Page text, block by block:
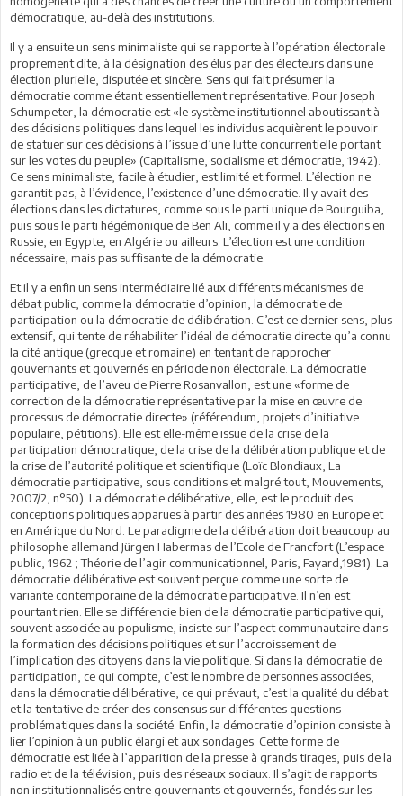
démocratique, au-delà des institutions.
Il y a ensuite un sens minimaliste qui se rapporte à l’opération électorale
proprement dite, à la désignation des élus par des électeurs dans une
élection plurielle, disputée et sincère. Sens qui fait présumer la
démocratie comme étant essentiellement représentative. Pour Joseph
Schumpeter, la démocratie est «le système institutionnel aboutissant à
des décisions politiques dans lequel les individus acquièrent le pouvoir
de statuer sur ces décisions à l’issue d’une lutte concurrentielle portant
sur les votes du peuple» (Capitalisme, socialisme et démocratie, 1942).
Ce sens minimaliste, facile à étudier, est limité et formel. L’élection ne
garantit pas, à l’évidence, l’existence d’une démocratie. Il y avait des
élections dans les dictatures, comme sous le parti unique de Bourguiba,
puis sous le parti hégémonique de Ben Ali, comme il y a des élections en
Russie, en Egypte, en Algérie ou ailleurs. L’élection est une condition
nécessaire, mais pas suffisante de la démocratie.
Et il y a enfin un sens intermédiaire lié aux différents mécanismes de
débat public, comme la démocratie d’opinion, la démocratie de
participation ou la démocratie de délibération. C’est ce dernier sens, plus
extensif, qui tente de réhabiliter l’idéal de démocratie directe qu’a connu
la cité antique (grecque et romaine) en tentant de rapprocher
gouvernants et gouvernés en période non électorale. La démocratie
participative, de l’aveu de Pierre Rosanvallon, est une «forme de
correction de la démocratie représentative par la mise en œuvre de
processus de démocratie directe» (référendum, projets d’initiative
populaire, pétitions). Elle est elle-même issue de la crise de la
participation démocratique, de la crise de la délibération publique et de
la crise de l’autorité politique et scientifique (Loïc Blondiaux, La
démocratie participative, sous conditions et malgré tout, Mouvements,
2007/2, n°50). La démocratie délibérative, elle, est le produit des
conceptions politiques apparues à partir des années 1980 en Europe et
en Amérique du Nord. Le paradigme de la délibération doit beaucoup au
philosophe allemand Jürgen Habermas de l’Ecole de Francfort (L’espace
public, 1962 ; Théorie de l’agir communicationnel, Paris, Fayard,1981). La
démocratie délibérative est souvent perçue comme une sorte de
variante contemporaine de la démocratie participative. Il n’en est
pourtant rien. Elle se différencie bien de la démocratie participative qui,
souvent associée au populisme, insiste sur l’aspect communautaire dans
la formation des décisions politiques et sur l’accroissement de
l’implication des citoyens dans la vie politique. Si dans la démocratie de
participation, ce qui compte, c’est le nombre de personnes associées,
dans la démocratie délibérative, ce qui prévaut, c’est la qualité du débat
et la tentative de créer des consensus sur différentes questions
problématiques dans la société. Enfin, la démocratie d’opinion consiste à
lier l’opinion à un public élargi et aux sondages. Cette forme de
démocratie est liée à l’apparition de la presse à grands tirages, puis de la
radio et de la télévision, puis des réseaux sociaux. Il s’agit de rapports
non institutionnalisés entre gouvernants et gouvernés, fondés sur les